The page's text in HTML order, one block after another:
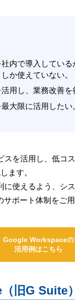
内で導入している
か使えていない。
用し、業務改善を
大限に活用したい
を活用し、低コ
ます。
使えるよう、シ
ポート体制をご用
Google Workspaceの
活用例はこちら
旧G Suite